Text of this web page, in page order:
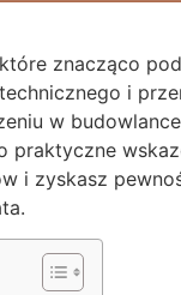
znacząco
i
w
praktyczne
i zyskasz